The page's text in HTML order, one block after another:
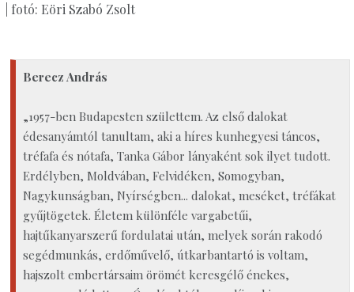
| fotó: Eöri Szabó Zsolt
Berecz András
„1957-ben Budapesten születtem. Az első dalokat
édesanyámtól tanultam, aki a híres kunhegyesi táncos,
tréfafa és nótafa, Tanka Gábor lányaként sok ilyet tudott.
Erdélyben, Moldvában, Felvidéken, Somogyban,
Nagykunságban, Nyírségben... dalokat, meséket, tréfákat
gyűjtögetek. Életem különféle vargabetűi,
hajtűkanyarszerű fordulatai után, melyek során rakodó
segédmunkás, erdőművelő, útkarbantartó is voltam,
hajszolt embertársaim örömét keresgélő énekes,